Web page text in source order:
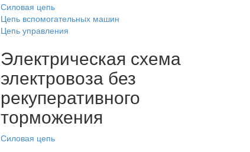
Силовая цепь
Цепь вспомогательных машин
Цепь управления
Электрическая схема
электровоза без
рекуперативного
торможения
Силовая цепь